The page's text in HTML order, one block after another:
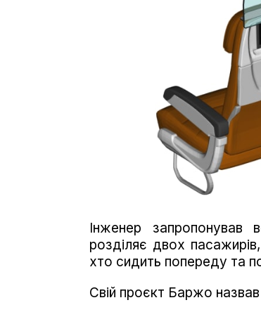
Інженер запропонував
розділяє двох
хто сидить попереду та
Свій проєкт Баржо